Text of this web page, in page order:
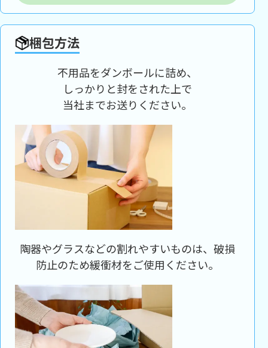
梱包方法
不用品をダンボールに詰め、
しっかりと封をされた上で
当社までお送りください。
陶器やグラスなどの割れやすいものは、破損
防止のため緩衝材をご使用ください。